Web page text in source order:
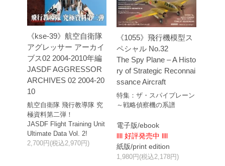
《kse-39》航空自衛隊
アグレッサー アーカイ
ブス02 2004-2010年編
JASDF AGGRESSOR
ARCHIVES 02 2004-20
10
航空自衛隊 飛行教導隊 究
極資料第二弾！
JASDF Flight Training Unit
Ultimate Data Vol. 2!
2,700円(税込2,970円)
《1055》飛行機模型ス
ペシャル No.32
The Spy Plane – A Histo
ry of Strategic Reconnai
ssance Aircraft
特集：ザ・スパイプレーン
～戦略偵察機の系譜
電子版/ebook
llll 好評発売中 llll
紙版/print edition
1,980円(税込2,178円)